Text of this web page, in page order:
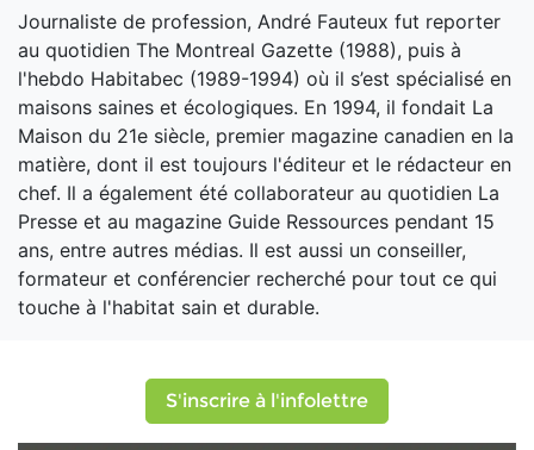
Journaliste de profession, André Fauteux fut reporter
au quotidien The Montreal Gazette (1988), puis à
l'hebdo Habitabec (1989-1994) où il s’est spécialisé en
maisons saines et écologiques. En 1994, il fondait La
Maison du 21e siècle, premier magazine canadien en la
matière, dont il est toujours l'éditeur et le rédacteur en
chef. Il a également été collaborateur au quotidien La
Presse et au magazine Guide Ressources pendant 15
ans, entre autres médias. Il est aussi un conseiller,
formateur et conférencier recherché pour tout ce qui
touche à l'habitat sain et durable.
S'inscrire à l'infolettre